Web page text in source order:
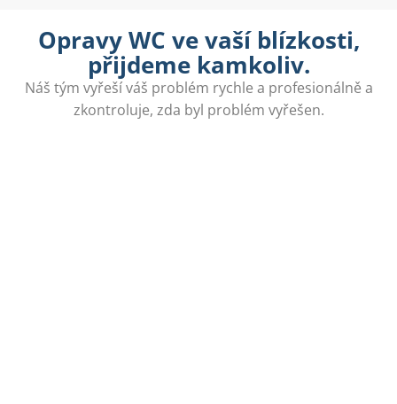
Opravy WC ve vaší blízkosti,
přijdeme kamkoliv.
Náš tým vyřeší váš problém rychle a profesionálně a
zkontroluje, zda byl problém vyřešen.